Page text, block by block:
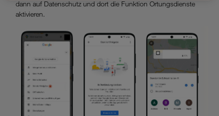
dann auf Datenschutz und dort die Funktion Ortungsdienste
aktivieren.
Rechtsbehelfe zur Verfügung.
Cookies von Unternehmen in Drittstaaten, die ein ähnliches
Datenschutzniveau wie in der Europäischen Union aufweisen
(z.B. Data Privacy Framework), werden wie europäische
Unternehmen behandelt.
Wenn Sie „Nur notwendige Cookies“ wählen, dann sind für
Sie nur jene Cookies im Einsatz, die zur Funktion dieser
Website unerlässlich sind.